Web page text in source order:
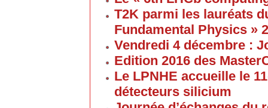
T2K parmi les lauréats
Fundamental Physics »
Vendredi 4 décembre :
Edition 2016 des
Le LPNHE accueille le
détecteurs silicium